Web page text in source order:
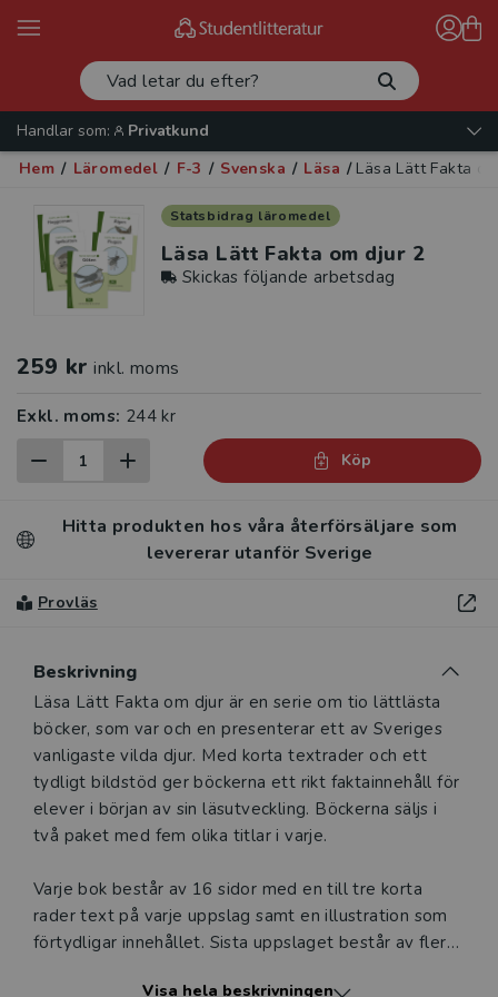
Handlar som:
Privatkund
Hem / Läromedel / F-3 / Svenska / Läsa / Läsa Lätt Fakta
Statsbidrag läromedel
Läsa Lätt Fakta om djur 2
Skickas följande arbetsdag
259 kr inkl. moms
Exkl. moms: 244 kr
Köp
Hitta produkten hos våra återförsäljare som
levererar utanför Sverige
Provläs
Beskrivning
Beskrivning
Läsa Lätt Fakta om djur är en serie om tio lättlästa
böcker, som var och en presenterar ett av Sveriges
vanligaste vilda djur. Med korta textrader och ett
tydligt bildstöd ger böckerna ett rikt faktainnehåll för
elever i början av sin läsutveckling. Böckerna säljs i
två paket med fem olika titlar i varje.
Varje bok består av 16 sidor med en till tre korta
rader text på varje uppslag samt en illustration som
förtydligar innehållet. Sista uppslaget består av flera
Visa hela beskrivningen